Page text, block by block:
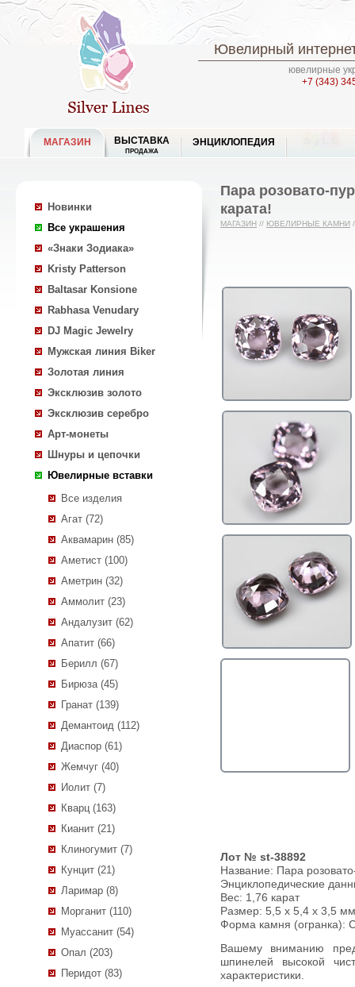
Ювелирный
ювелирные
+7 (343)
МАГАЗИН ВЫСТАВКА
ПРОДАЖА
ЭНЦИКЛОПЕДИЯ
Новинки
Все украшения
«Знаки Зодиака»
Kristy Patterson
Baltasar Konsione
Rabhasa Venudary
DJ Magic Jewelry
Мужская линия Biker
Золотая линия
Эксклюзив золото
Эксклюзив серебро
Арт-монеты
Шнуры и цепочки
Ювелирные вставки
Все изделия
Агат (72)
Аквамарин (85)
Аметист (100)
Аметрин (32)
Аммолит (23)
Андалузит (62)
Апатит (66)
Берилл (67)
Бирюза (45)
Гранат (139)
Демантоид (112)
Диаспор (61)
Жемчуг (40)
Иолит (7)
Кварц (163)
Кианит (21)
Клиногумит (7)
Кунцит (21)
Ларимар (8)
Морганит (110)
Муассанит (54)
Опал (203)
Перидот (83)
Пара розовато-
карата!
МАГАЗИН // ЮВЕЛИРНЫЕ КАМНИ
Лот № st-38892
Название: Пара
Энциклопедические
Вес: 1,76 карат
Размер: 5,5 х 5,4 х 3,5
Форма камня (огранка):
Вашему вниманию предлагается пара розовато-пурпурных
шпинелей высокой
характеристики.